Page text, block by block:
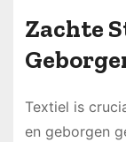
Zachte
Textiel is
en geborgen